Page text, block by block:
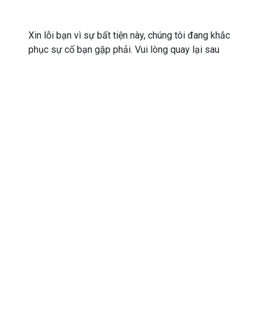
Xin lỗi bạn vì sự bất tiện này, chúng tôi đang khắc
phục sự cố bạn gặp phải. Vui lòng quay lại sau